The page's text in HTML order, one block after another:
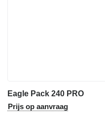
Eagle Pack 240 PRO
Prijs op aanvraag